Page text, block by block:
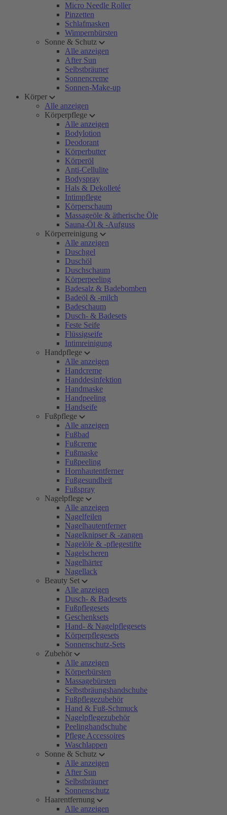
Micro Needle Roller
Pinzetten
Schlafmasken
Wimpernbürsten
Sonne & Schutz
Alle anzeigen
After Sun
Selbstbräuner
Sonnencreme
Sonnen-Make-up
Körper
Alle anzeigen
Körperpflege
Alle anzeigen
Bodylotion
Deodorant
Körperbutter
Körperöl
Anti-Cellulite
Bodyspray
Hals & Dekolleté
Intimpflege
Körperschaum
Massageöle & ätherische Öle
Sauna-Öl & -Aufguss
Körperreinigung
Alle anzeigen
Duschgel
Duschöl
Duschschaum
Körperpeeling
Badesalz & Badebomben
Badeöl & -milch
Badeschaum
Dusch- & Badesets
Feste Seife
Flüssigseife
Intimreinigung
Handpflege
Alle anzeigen
Handcreme
Handdesinfektion
Handmaske
Handpeeling
Handseife
Fußpflege
Alle anzeigen
Fußbad
Fußcreme
Fußmaske
Fußpeeling
Hornhautentferner
Fußgesundheit
Fußspray
Nagelpflege
Alle anzeigen
Nagelfeilen
Nagelhautentferner
Nagelknipser & -zangen
Nagelöle & -pflegestifte
Nagelscheren
Nagelhärter
Nagellack
Beauty Set
Alle anzeigen
Dusch- & Badesets
Fußpflegesets
Geschenksets
Hand- & Nagelpflegesets
Körperpflegesets
Sonnenschutz-Sets
Zubehör
Alle anzeigen
Körperbürsten
Massagebürsten
Selbstbräungshandschuhe
Fußpflegezubehör
Hand & Fuß-Schmuck
Nagelpflegezubehör
Peelinghandschuhe
Pflege Accessoires
Waschlappen
Sonne & Schutz
Alle anzeigen
After Sun
Selbstbräuner
Sonnenschutz
Haarentfernung
Alle anzeigen